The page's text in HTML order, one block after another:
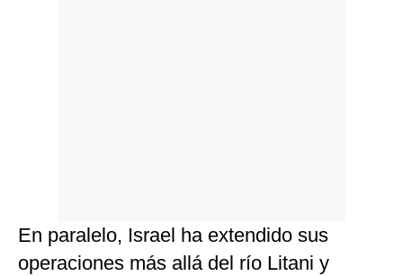
En paralelo, Israel ha extendido sus
operaciones más allá del río Litani y